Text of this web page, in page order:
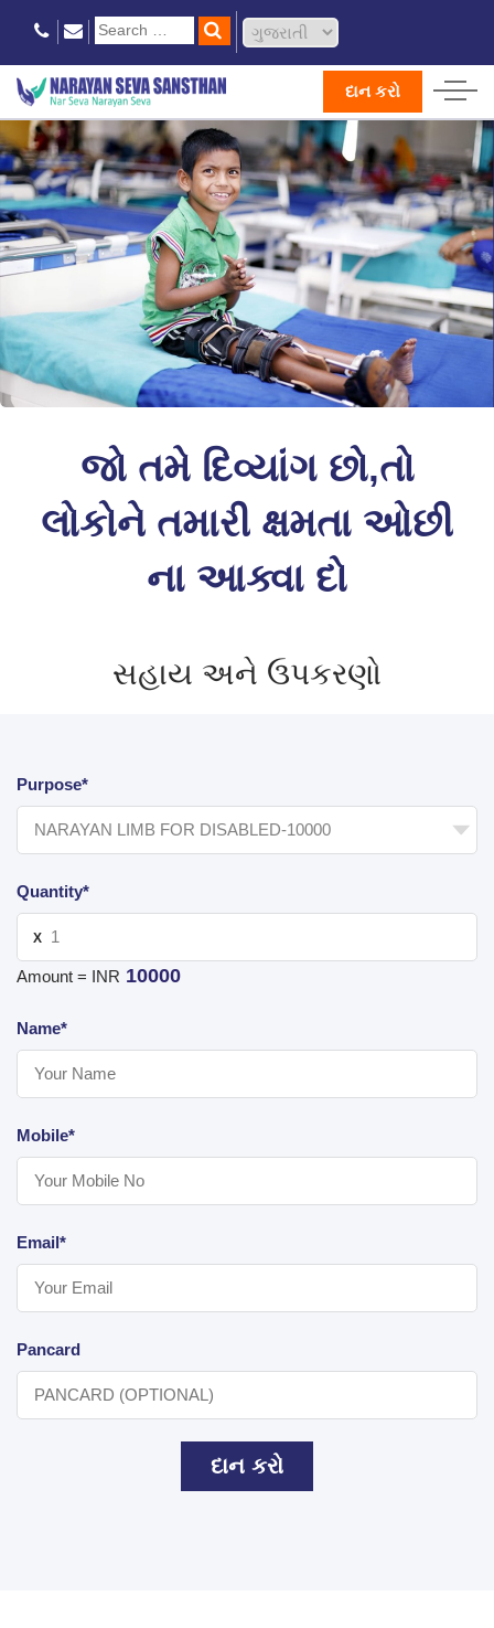
દાન કરો
જો તમે દિવ્યાંગ છો,તો
લોકોને તમારી ક્ષમતા ઓછી
ના આક્વા દો
સહાય અને ઉપકરણો
Purpose*
Quantity*
X
Amount = INR 10000
Name*
Mobile*
Email*
Pancard
દાન કરો